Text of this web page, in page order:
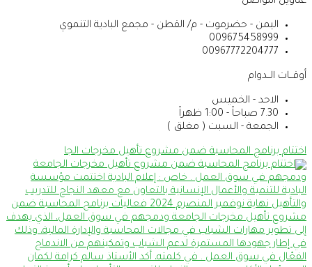
اليمن - حضرموت - م/ القطن - مجمع البادية التنموي
009675458999
00967772204777
أوقــات الــدوام
الاحد - الخميس
7.30 صباحاً - 1:00 ظهراً
الجمعة - السبت ( مغلق )
اختتام برنامج المحاسبة ضمن مشروع تأهيل مخرجات الجا